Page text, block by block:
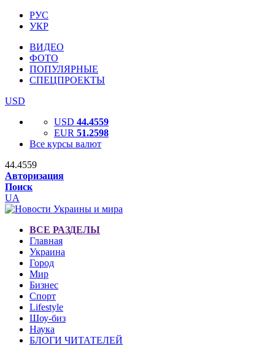
РУС
УКР
ВИДЕО
ФОТО
ПОПУЛЯРНЫЕ
СПЕЦПРОЕКТЫ
USD
USD 44.4559
EUR 51.2598
Все курсы валют
44.4559
Авторизация
Поиск
UA
ВСЕ РАЗДЕЛЫ
Главная
Украина
Город
Мир
Бизнес
Спорт
Lifestyle
Шоу-биз
Наука
БЛОГИ ЧИТАТЕЛЕЙ